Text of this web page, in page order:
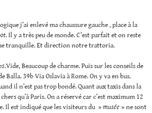
j’ai enlevé ma chaussure gauche , place à la
. Il y a très peu de monde. C’est parfait et on reste
tranquille. Et direction notre trattoria.
.Vide, Beaucoup de charme. Puis sur les conseils de
Balla. 39b Via Oslavia à Rome. On y va en bus.
il n’est pas trop bondé. Quant aux taxis dans la
qu’à Paris. On a réservé car c’est maximum 12
Il est indiqué que les visiteurs du » musée » ne sont